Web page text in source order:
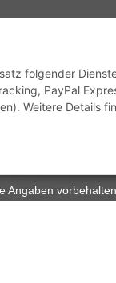
folgender
PayPal
Weitere Details